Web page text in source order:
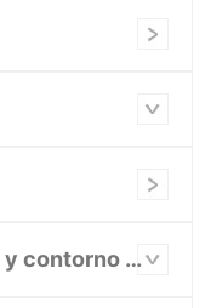
Máquina de adelgazamiento y contorno corporal